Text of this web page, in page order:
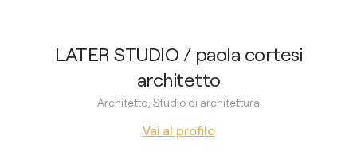
LATER STUDIO / paola cortesi
architetto
Architetto, Studio di architettura
Vai al profilo